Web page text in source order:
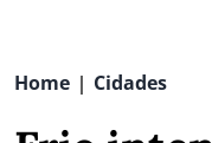
Home | Cidades